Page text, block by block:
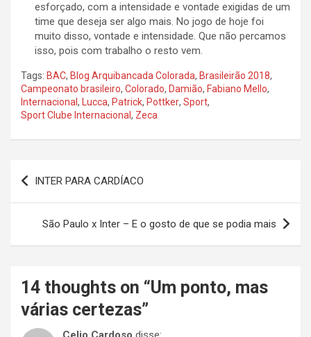
esforçado, com a intensidade e vontade exigidas de um
time que deseja ser algo mais. No jogo de hoje foi
muito disso, vontade e intensidade. Que não percamos
isso, pois com trabalho o resto vem.
Tags: BAC, Blog Arquibancada Colorada, Brasileirão 2018,
Campeonato brasileiro, Colorado, Damião, Fabiano Mello,
Internacional , Lucca, Patrick, Pottker, Sport,
Sport Clube Internacional , Zeca
Navegação
de
Post
INTER PARA CARDÍACO
São Paulo x Inter – E o gosto de que se podia mais
14 thoughts on “Um ponto, mas
várias certezas”